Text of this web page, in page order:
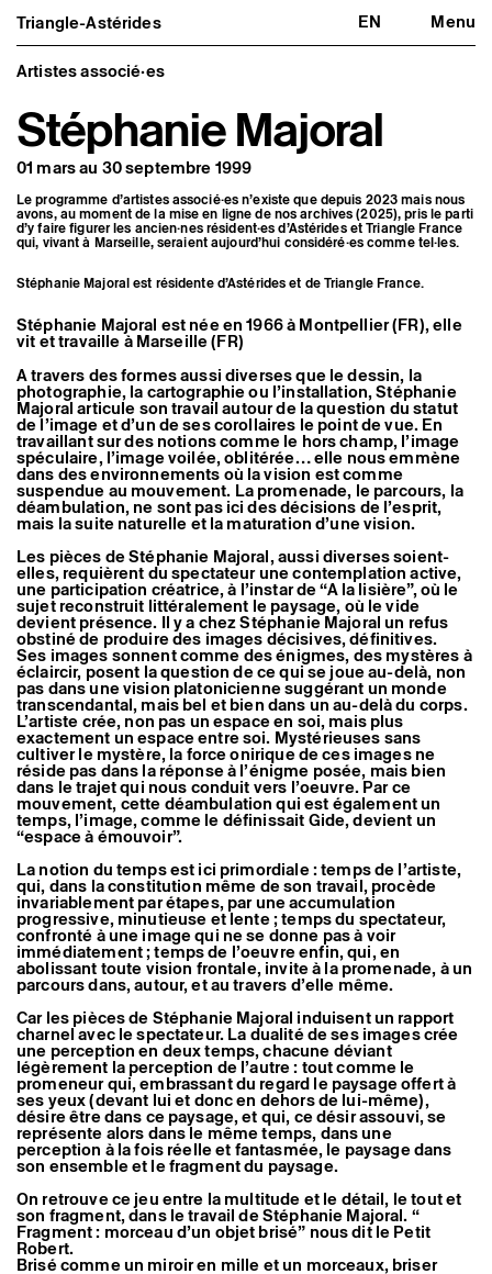
Triangle-Astérides EN Menu
Triangle-Astérides
Centre d’art contemporain
d’intérêt national
et résidence internationale d'artistes
Fermer
Présentation
À propos
Équipe et gouvernance
Formation professionnelle
Adhérer / nous soutenir
Rapports d'activité
Agenda : en cours et à venir
Expositions
Programmation éditoriale
Médiation
Publics associés
Les Nouveaux Commanditaires
Artistes résident·es et associé·es
Résident·es
Artistes associé·es
Hors-les-murs
Artistes associé·es
Stéphanie Majoral
01 mars au 30 septembre 1999
Le programme d’artistes associé·es n’existe que depuis 2023 mais nous
avons, au moment de la mise en ligne de nos archives (2025), pris le parti
d’y faire figurer les ancien·nes résident·es d’Astérides et Triangle France
qui, vivant à Marseille, seraient aujourd’hui considéré·es comme tel·les.
Stéphanie Majoral est résidente d’Astérides et de Triangle France.
Stéphanie Majoral est née en 1966 à Montpellier (FR), elle
vit et travaille à Marseille (FR)
A travers des formes aussi diverses que le dessin, la
photographie, la cartographie ou l’installation, Stéphanie
Majoral articule son travail autour de la question du statut
de l’image et d’un de ses corollaires le point de vue. En
travaillant sur des notions comme le hors champ, l’image
spéculaire, l’image voilée, oblitérée… elle nous emmène
dans des environnements où la vision est comme
suspendue au mouvement. La promenade, le parcours, la
déambulation, ne sont pas ici des décisions de l’esprit,
mais la suite naturelle et la maturation d’une vision.
Les pièces de Stéphanie Majoral, aussi diverses soient-
elles, requièrent du spectateur une contemplation active,
une participation créatrice, à l’instar de “A la lisière”, où le
sujet reconstruit littéralement le paysage, où le vide
devient présence. Il y a chez Stéphanie Majoral un refus
obstiné de produire des images décisives, définitives.
Ses images sonnent comme des énigmes, des mystères à
éclaircir, posent la question de ce qui se joue au-delà, non
pas dans une vision platonicienne suggérant un monde
transcendantal, mais bel et bien dans un au-delà du corps.
L’artiste crée, non pas un espace en soi, mais plus
exactement un espace entre soi. Mystérieuses sans
cultiver le mystère, la force onirique de ces images ne
réside pas dans la réponse à l’énigme posée, mais bien
dans le trajet qui nous conduit vers l’oeuvre. Par ce
mouvement, cette déambulation qui est également un
temps, l’image, comme le définissait Gide, devient un
“espace à émouvoir”.
La notion du temps est ici primordiale : temps de l’artiste,
qui, dans la constitution même de son travail, procède
invariablement par étapes, par une accumulation
progressive, minutieuse et lente ; temps du spectateur,
confronté à une image qui ne se donne pas à voir
immédiatement ; temps de l’oeuvre enfin, qui, en
abolissant toute vision frontale, invite à la promenade, à un
parcours dans, autour, et au travers d’elle même.
Car les pièces de Stéphanie Majoral induisent un rapport
charnel avec le spectateur. La dualité de ses images crée
une perception en deux temps, chacune déviant
légèrement la perception de l’autre : tout comme le
promeneur qui, embrassant du regard le paysage offert à
ses yeux (devant lui et donc en dehors de lui-même),
désire être dans ce paysage, et qui, ce désir assouvi, se
représente alors dans le même temps, dans une
perception à la fois réelle et fantasmée, le paysage dans
son ensemble et le fragment du paysage.
On retrouve ce jeu entre la multitude et le détail, le tout et
son fragment, dans le travail de Stéphanie Majoral. “
Fragment : morceau d’un objet brisé” nous dit le Petit
Robert.
Brisé comme un miroir en mille et un morceaux, briser